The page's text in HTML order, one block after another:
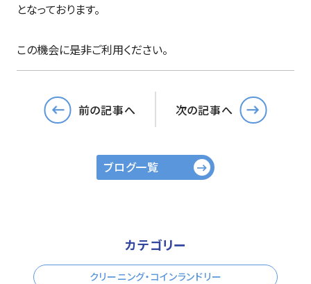
となっております。
この機会に是非ご利用ください。
前の記事へ 次の記事へ
ブログ一覧
カテゴリー
クリーニング・コインランドリー